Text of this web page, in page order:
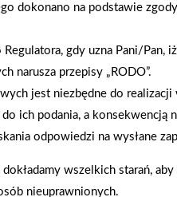
Grupy PSB. Sieć kończy
po rebrandingu
dokonano na podstawie
gdy uzna Pani/Pan,
narusza przepisy „RODO”.
jest niezbędne do
ich podania, a konsekwencją
odpowiedzi na wysłane
wszelkich starań, aby
nieuprawnionych.